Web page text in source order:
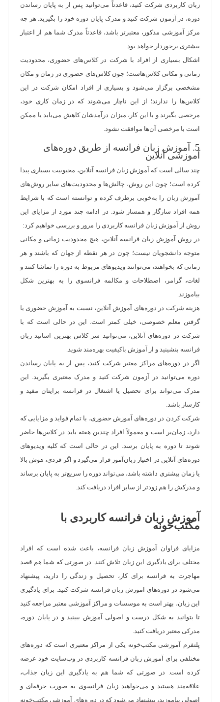
زبان کاربردی شرکت کنید، قاعدتاً می‌توانید پس از به پایان رساندن
دوره، در آزمون شرکت کنید و مدرک پایان دوره خود را بگیرید. هر چه
مرکز آموزشی مذکور، معتبرتر باشد، قاعدتاً مدرک شما هم از اعتبار
بیشتری برخوردار خواهد بود.
اشکال بسیاری از افراد با شرکت در کلاس‌های حضوری، محدودیت
زمانی و مکانی کلاس‌هاست؛ چون کلاس‌های حضوری در زمان و مکان
مشخصی برگزار می‌شود و بسیاری از افراد امکان شرکت در این
کلاس‌ها را ندارند؛ از این ناچار می‌شوند که در زمان کاری خود،
مرخصی بگیرند و با این کار، میزان درآمدشان کاهش می‌یابد یا ممکن
است با مرخصی آن‌ها موافقت نشود.
5. آموزش زبان فرانسه از طریق دوره‌های
آموزشی آنلاین
چند سالی است که آموزش زبان فرانسه آنلاین، محبوبیت بسیاری پیدا
کرده است؛ چون این روش، چالش‌ها و محدودیت‌های سایر روش‌های
آموزش زبان را به‌خوبی برطرف کرده و توانسته است که با شرایط
همه افراد سازگار و همساز شود. در ادامه چند مورد از مزایای این
روش از آموزش زبان فرانسه کاربردی را مرور و بررسی خواهیم کرد:
در روش آموزش زبان فرانسه آنلاین، هیچ محدودیت زمانی و مکانی
متوجه دانشجویان نیست؛ چون در هر نقطه از جهان که باشند و هر
زمانی که بخواهند، می‌توانند ویدیوهای مربوط به دوره را تماشا کنند و
لغات، گرامر، اصطلاحات و مکالمه فرانسوی را به بهترین شکل
بیاموزند.
هزینه شرکت در دوره‌های آموزش آنلاین، نسبت به آموزش حضوری یا
گرفتن معلم خصوصی، خیلی کمتر است. این در حالی است که با
شرکت در دوره‌های آنلاین، می‌توانید سر کلاس بهترین اساتید زبان
فرانسه بنشینید و از آموزش باکیفیت بهره‌مند شوید.
اگر در دوره‌های مراکز معتبر شرکت کنید، پس از به پایان رساندن
دوره می‌توانید در آزمون شرکت کنید و مدرک معتبری بگیرید. این
مدرک می‌تواند برای تحصیل یا اشتغال در فرانسه برایتان مفید و
کارساز باشد.
شرکت کردن در دوره‌های آموزش حضوری، با تمام فواید و مزایایی که
دارد، زمان‌بر است و معمولاً افراد چندین هفته باید در کلاس‌ها حاضر
شوند تا دوره به پایان برسد. این در حالی است که کلیه ویدیوهای
دوره‌های آنلاین در اختیار زبان‌آموز قرار می‌گیرد و اگر فردی، هوش بالا
یا زمان بیشتری داشته باشد، می‌تواند دوره را سریع‌تر به پایان برساند
و مدرکش را هم زودتر از سایر افراد دریافت کند.
آموزش زبان فرانسه کاربردی با
مکتب‌خونه
مزایای فراوان آموزش زبان فرانسه، باعث شده است که افراد
مختلف برای یادگیری این زبان تلاش کنند. در صورتی که شما هم قصد
مهاجرت به فرانسه برای کار، تحصیل و زندگی را دارید، پیشنهاد
می‌شود در دوره‌های اموزش زبان فرانسه شرکت کنید. برای یادگیری
این زبان، بهتر است به موسسات و مراکز آموزشی معتبر مراجعه کنید
تا بتوانید به شکل درست و اصولی آموزش ببینید و در پایان دوره،
مدرکی معتبر دریافت کنید.
پلتفرم آموزشی مکتب‌خونه یکی از مراکز معتبری است که دوره‌های
مختلفی برای آموزش زبان فرانسه کاربردی در وب‌سایت خود عرضه
کرده است. در صورتی که شما هم به یادگیری این زبان جذاب،
علاقه‌مند هستید و می‌خواهید زبان فرانسوی به صورت حرفه‌ای و
اصولی بیاموزید، پیشنهاد می‌شود که در دوره‌های آموزشی مکتب‌خونه